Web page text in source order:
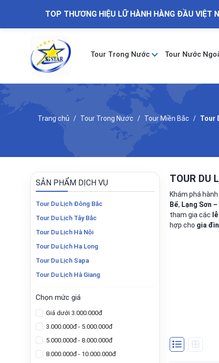
TOP THƯƠNG HIỆU LỮ HÀNH HÀNG ĐẦU VIỆT
Tour Trong Nước Tour Nước
Trang chủ Tour Trong Nước Tour Miền Bắc Tour
SẢN PHẨM DỊCH VỤ
Tour Du Lịch Đông Bắc
Tour Du Lịch Tây Bắc
Tour Du Lịch Hà Nội
Tour Du Lịch Hạ Long
Tour Du Lịch Sapa
Tour Du Lịch Hà Giang
Chọn mức giá
Giá dưới 3.000.000đ
3.000.000đ - 5.000.000đ
5.000.000đ - 8.000.000đ
8.000.000đ - 10.000.000đ
TOUR DU
Khám phá
Bể, Lạng Sơn
tham gia các
hợp cho gia